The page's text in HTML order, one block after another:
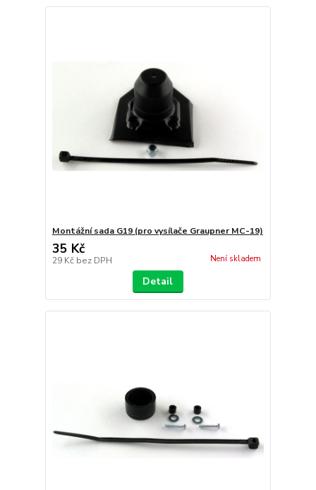
Montážní sada G19 (pro vysílače Graupner MC-19)
35 Kč
29 Kč bez DPH Není skladem
Detail